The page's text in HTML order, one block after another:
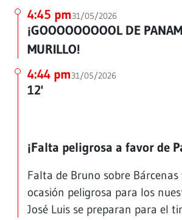
4:45 pm31/05/2026
¡GOOOOOOOOOL DE
MURILLO!
4:44 pm31/05/2026
12'
¡Falta peligrosa a favor de
Falta de Bruno sobre Bárcenas
ocasión peligrosa para los
José Luis se preparan para el